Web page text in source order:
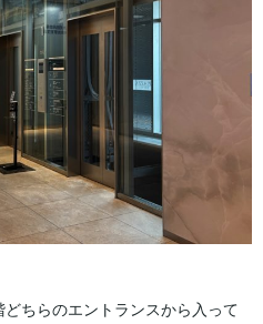
ちらのエントランスから入って